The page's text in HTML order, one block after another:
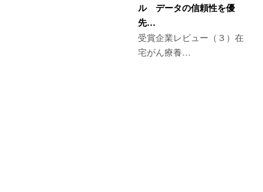
ル データの信頼性を優
先…
受賞企業レビュー（３）在
宅がん療養…